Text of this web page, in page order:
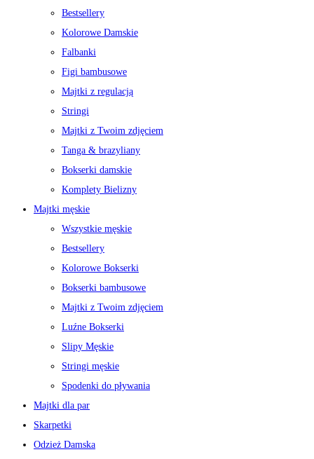
Bestsellery
Kolorowe Damskie
Falbanki
Figi bambusowe
Majtki z regulacją
Stringi
Majtki z Twoim zdjęciem
Tanga & brazyliany
Bokserki damskie
Komplety Bielizny
Majtki męskie
Wszystkie męskie
Bestsellery
Kolorowe Bokserki
Bokserki bambusowe
Majtki z Twoim zdjęciem
Luźne Bokserki
Slipy Męskie
Stringi męskie
Spodenki do pływania
Majtki dla par
Skarpetki
Odzież Damska